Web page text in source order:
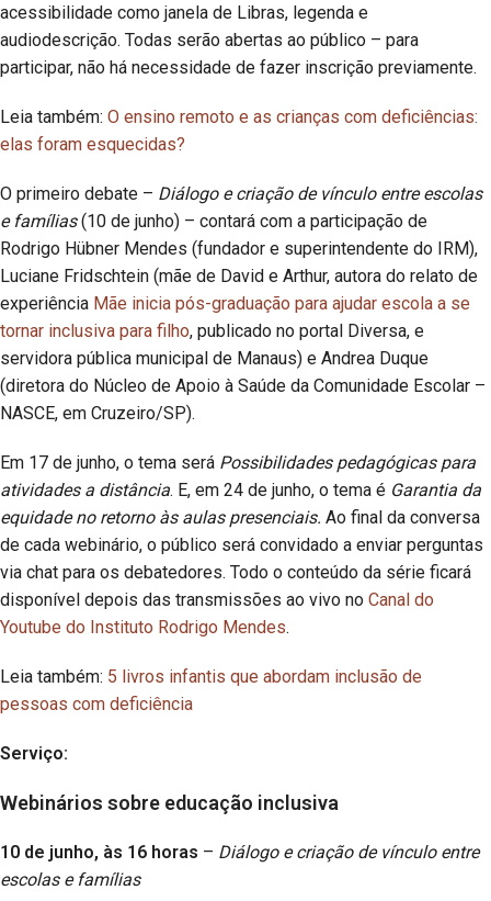
acessibilidade como janela de Libras, legenda e
audiodescrição. Todas serão abertas ao público – para
participar, não há necessidade de fazer inscrição previamente.
Leia também: O ensino remoto e as crianças com deficiências:
elas foram esquecidas?
O primeiro debate – Diálogo e criação de vínculo entre escolas
e famílias(10 de junho) – contará com a participação de
Rodrigo Hübner Mendes (fundador e superintendente do IRM),
Luciane Fridschtein (mãe de David e Arthur, autora do relato de
experiência Mãe inicia pós-graduação para ajudar escola a se
tornar inclusiva para filho, publicado no portal Diversa, e
servidora pública municipal de Manaus) e Andrea Duque
(diretora do Núcleo de Apoio à Saúde da Comunidade Escolar –
NASCE, em Cruzeiro/SP).
Em 17 de junho, o tema será Possibilidades pedagógicas para
atividades a distância. E, em 24 de junho, o tema é Garantia da
equidade no retorno às aulas presenciais. Ao final da conversa
de cada webinário, o público será convidado a enviar perguntas
via chat para os debatedores. Todo o conteúdo da série ficará
disponível depois das transmissões ao vivo no Canal do
Youtube do Instituto Rodrigo Mendes.
Leia também: 5 livros infantis que abordam inclusão de
pessoas com deficiência
Serviço:
Webinários sobre educação inclusiva
10 de junho, às 16 horas – Diálogo e criação de vínculo entre
escolas e famílias